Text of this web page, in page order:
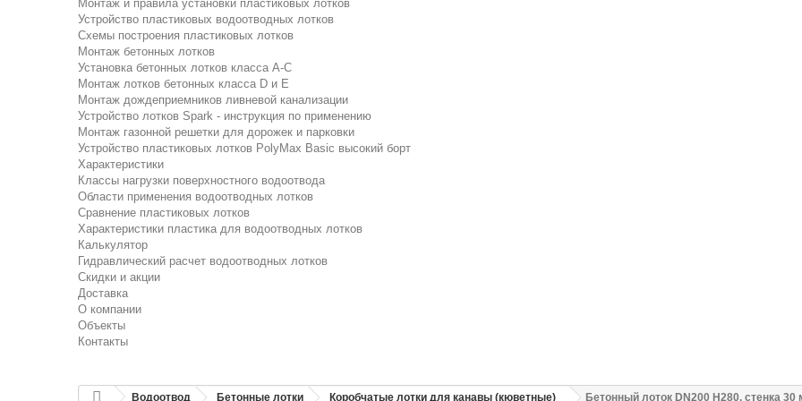
Монтаж и правила установки пластиковых лотков
Устройство пластиковых водоотводных лотков
Схемы построения пластиковых лотков
Монтаж бетонных лотков
Установка бетонных лотков класса A-C
Монтаж лотков бетонных класса D и E
Монтаж дождеприемников ливневой канализации
Устройство лотков Spark - инструкция по применению
Монтаж газонной решетки для дорожек и парковки
Устройство пластиковых лотков PolyMax Basic высокий борт
Характеристики
Классы нагрузки поверхностного водоотвода
Области применения водоотводных лотков
Сравнение пластиковых лотков
Характеристики пластика для водоотводных лотков
Калькулятор
Гидравлический расчет водоотводных лотков
Скидки и акции
Доставка
О компании
Объекты
Контакты
Водоотвод Бетонные лотки Коробчатые лотки для канавы (кюветные) Бетонный лоток DN200 H280, стенка 30